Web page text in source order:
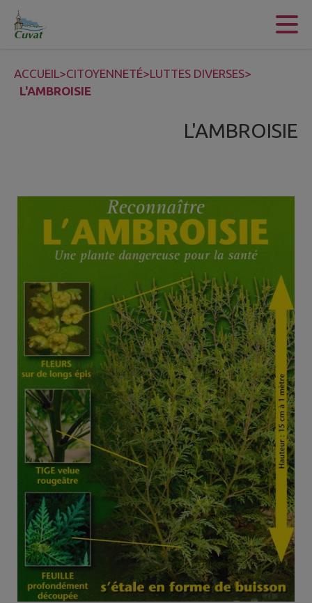
Contenu
ACCUEIL>CITOYENNETÉ>LUTTES DIVERSES>
L'AMBROISIE
L'AMBROISIE